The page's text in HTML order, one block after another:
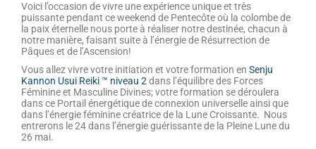
Voici l’occasion de vivre une expérience unique et très
puissante pendant ce weekend de Pentecôte où la colombe de
la paix éternelle nous porte à réaliser notre destinée, chacun à
notre manière, faisant suite à l’énergie de Résurrection de
Pâques et de l’Ascension!
Vous allez vivre votre initiation et votre formation en Senju
Kannon Usui Reiki ™ niveau 2 dans l’équilibre des Forces
Féminine et Masculine Divines; votre formation se déroulera
dans ce Portail énergétique de connexion universelle ainsi que
dans l’énergie féminine créatrice de la Lune Croissante. Nous
entrerons le 24 dans l’énergie guérissante de la Pleine Lune du
26 mai.